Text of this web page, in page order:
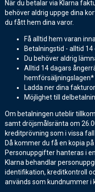
När du betalar via Klarna
behöver aldrig uppge dina
du fått hem dina varor.
Få alltid hem varan
Betalningstid - alltid 14
Du behöver aldrig
Alltid 14 dagars
hemförsäljningslagen*
Ladda ner dina
Möjlighet till
Om betalningen uteblir
samt dröjsmålsränta om
kreditprövning som i vissa
Då kommer du få en kopia
Personuppgifter hanteras i
Klarna behandlar
identifikation, kreditkontroll
används som kundnummer i